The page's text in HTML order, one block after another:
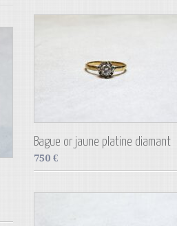
Bague or jaune platine diamant
750 €